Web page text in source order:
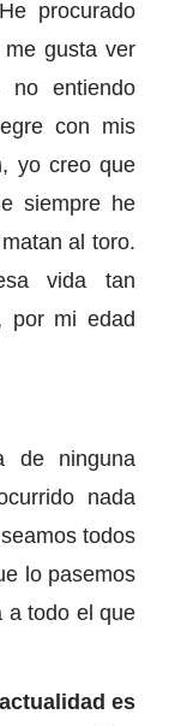
procurado
gusta ver
no entiendo
con mis
yo creo que
siempre he
al toro.
vida tan
por mi edad
de ninguna
nada
todos
lo pasemos
a todo el que
es